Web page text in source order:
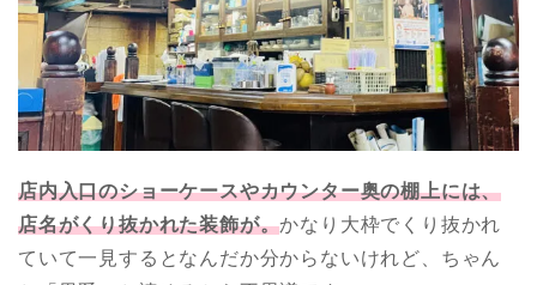
店内入口のショーケースやカウンター奥の棚上には、
店名がくり抜かれた装飾が。かなり大枠でくり抜かれ
ていて一見するとなんだか分からないけれど、ちゃん